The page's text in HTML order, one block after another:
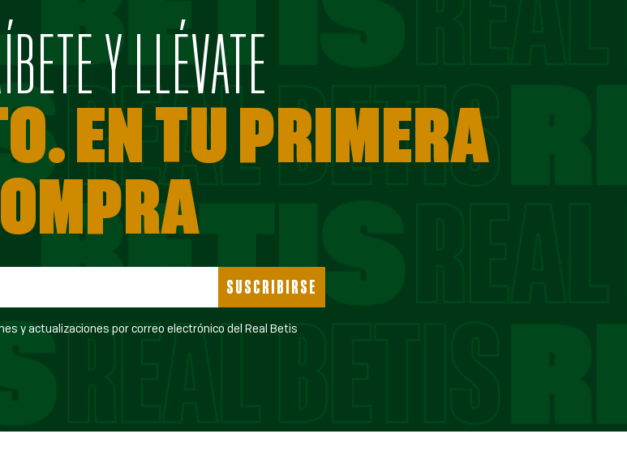
Y LLÉVATE
EN TU PRIMERA
SUSCRIBIRSE
actualizaciones por correo electrónico del Real Betis